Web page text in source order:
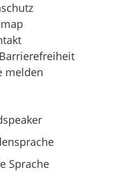
melden
Sprache